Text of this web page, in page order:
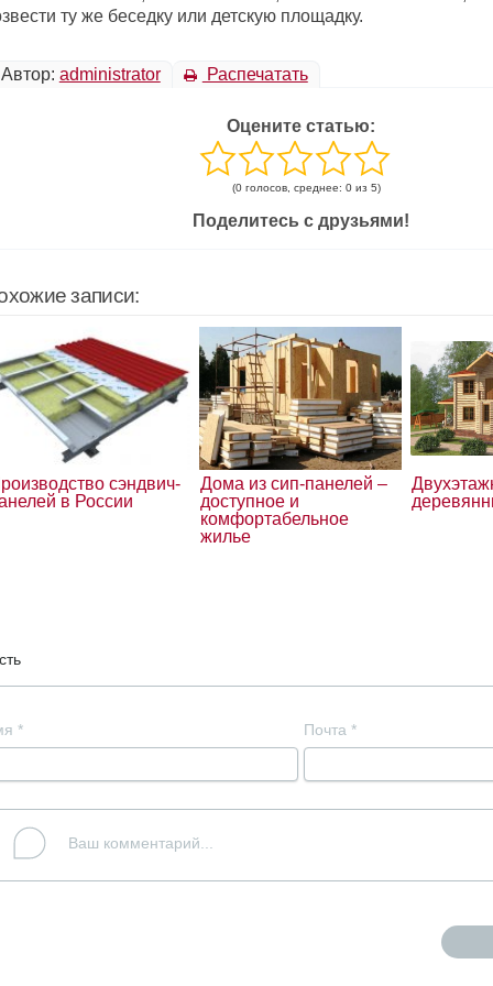
ту же беседку или детскую площадку.
Автор: administrator Распечатать
Оцените статью:
(0 голосов, среднее: 0 из 5)
Поделитесь с друзьями!
записи:
сэндвич-
в России
Дома из сип-панелей –
доступное и
комфортабельное
жилье
* Почта *